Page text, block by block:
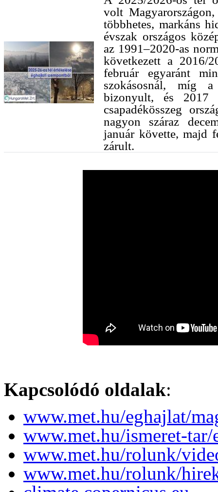
volt
többhetes, markáns
évszak országos
az 1991–2020-as
következett a 2016/
február egyaránt
szokásosnál, míg
bizonyult, és
csapadékösszeg
nagyon száraz
január követte, majd
zárult.
Kapcsolódó oldalak:
www.met.hu/eghajlat/
www.met.hu/ismeret-
www.met.hu/rolunk/
www.met.hu/rolunk/